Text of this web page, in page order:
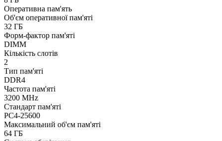
Оперативна пам'ять
Об'єм оперативної пам'яті
32 ГБ
Форм-фактор пам'яті
DIMM
Кількість слотів
2
Тип пам'яті
DDR4
Частота пам'яті
3200 MHz
Стандарт пам'яті
PC4-25600
Максимальний об'єм пам'яті
64 ГБ